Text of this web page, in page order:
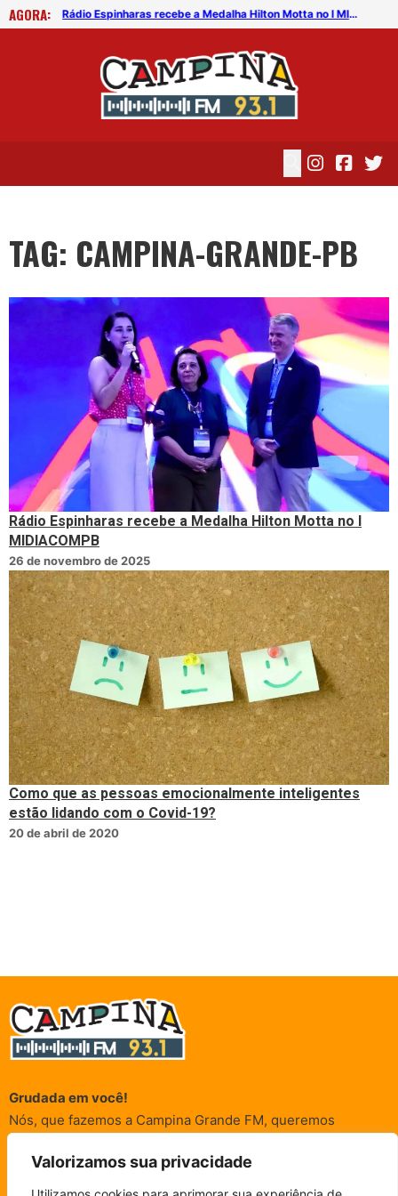
Valorizamos sua privacidade
AGORA:
Como que as pessoas emocionalmente inteligentes estão lidando com o Covid-19? Rádio Espinharas recebe a Medalha Hilton Motta no I MIDIACOMPB
TAG: CAMPINA-GRANDE-PB
Rádio Espinharas recebe a Medalha Hilton Motta no I
MIDIACOMPB
26 de novembro de 2025
Como que as pessoas emocionalmente inteligentes
estão lidando com o Covid-19?
20 de abril de 2020
Grudada em você!
Nós, que fazemos a Campina Grande FM, queremos
acompanham sempre. É para vocês que a Rádio existe e por
vocês que as informações (informativas, de entretenimento,